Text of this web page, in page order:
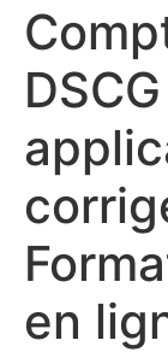
en